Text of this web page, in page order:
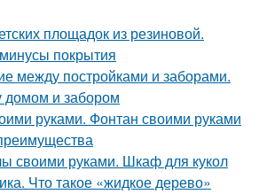
площадок из резиновой.
покрытия
между постройками и заборами.
домом и забором
руками. Фонтан своими руками
своими руками. Шкаф для кукол
Что такое «жидкое дерево»